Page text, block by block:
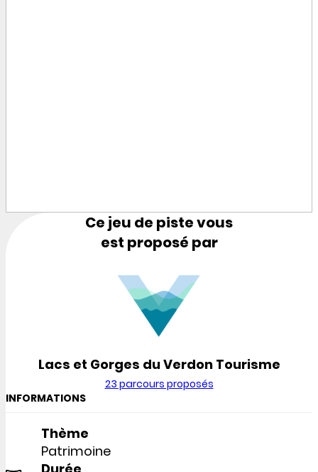
Ce jeu de piste vous
est proposé par
Lacs et Gorges du Verdon Tourisme
23 parcours proposés
INFORMATIONS
Thème
Patrimoine